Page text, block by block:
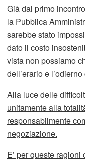
Già dal primo
la Pubblica
sarebbe stato
dato il costo
vista non possiamo
dell’erario e
Alla luce delle
unitamente alla
responsabilmente
negoziazione.
E’ per queste